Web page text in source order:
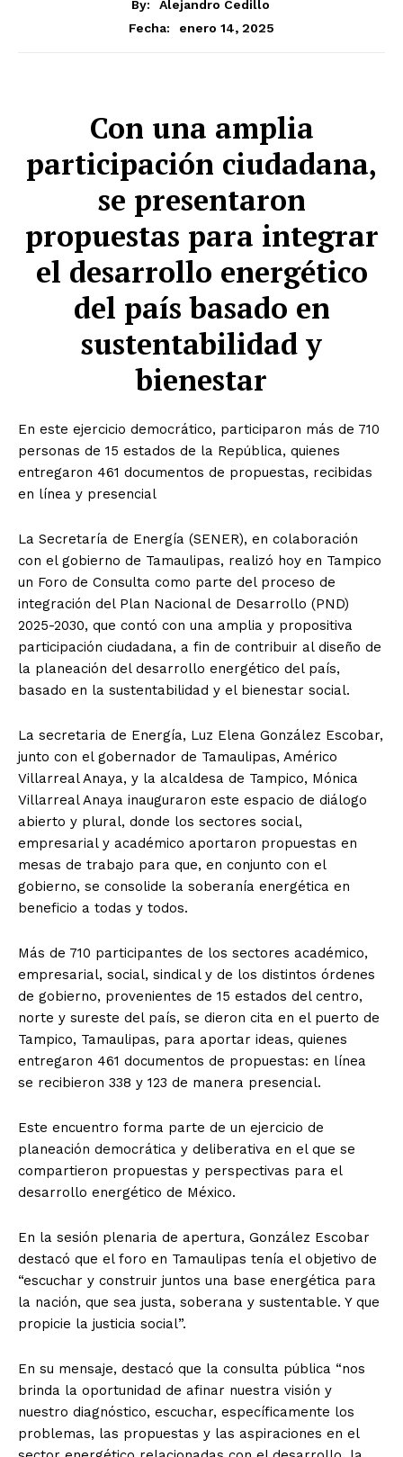
By:
Alejandro Cedillo
Fecha:
enero 14, 2025
Con una amplia
participación ciudadana,
se presentaron
propuestas para integrar
el desarrollo energético
del país basado en
sustentabilidad y
bienestar
En este ejercicio democrático, participaron más de 710
personas de 15 estados de la República, quienes
entregaron 461 documentos de propuestas, recibidas
en línea y presencial
La Secretaría de Energía (SENER), en colaboración
con el gobierno de Tamaulipas, realizó hoy en Tampico
un Foro de Consulta como parte del proceso de
integración del Plan Nacional de Desarrollo (PND)
2025-2030, que contó con una amplia y propositiva
participación ciudadana, a fin de contribuir al diseño de
la planeación del desarrollo energético del país,
basado en la sustentabilidad y el bienestar social.
La secretaria de Energía, Luz Elena González Escobar,
junto con el gobernador de Tamaulipas, Américo
Villarreal Anaya, y la alcaldesa de Tampico, Mónica
Villarreal Anaya inauguraron este espacio de diálogo
abierto y plural, donde los sectores social,
empresarial y académico aportaron propuestas en
mesas de trabajo para que, en conjunto con el
gobierno, se consolide la soberanía energética en
beneficio a todas y todos.
Más de 710 participantes de los sectores académico,
empresarial, social, sindical y de los distintos órdenes
de gobierno, provenientes de 15 estados del centro,
norte y sureste del país, se dieron cita en el puerto de
Tampico, Tamaulipas, para aportar ideas, quienes
entregaron 461 documentos de propuestas: en línea
se recibieron 338 y 123 de manera presencial.
Este encuentro forma parte de un ejercicio de
planeación democrática y deliberativa en el que se
compartieron propuestas y perspectivas para el
desarrollo energético de México.
En la sesión plenaria de apertura, González Escobar
destacó que el foro en Tamaulipas tenía el objetivo de
“escuchar y construir juntos una base energética para
la nación, que sea justa, soberana y sustentable. Y que
propicie la justicia social”.
En su mensaje, destacó que la consulta pública “nos
brinda la oportunidad de afinar nuestra visión y
nuestro diagnóstico, escuchar, específicamente los
problemas, las propuestas y las aspiraciones en el